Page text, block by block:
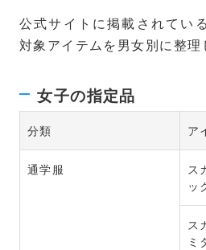
公式サイトに掲載されてい
対象アイテムを男女別に整理
女子の指定品
分類 ア
通学服
ス
ッ
ス
ミ